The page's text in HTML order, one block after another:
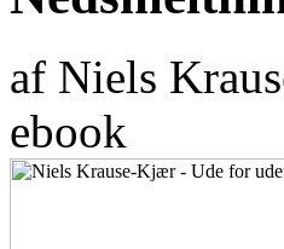
af Niels
ebook